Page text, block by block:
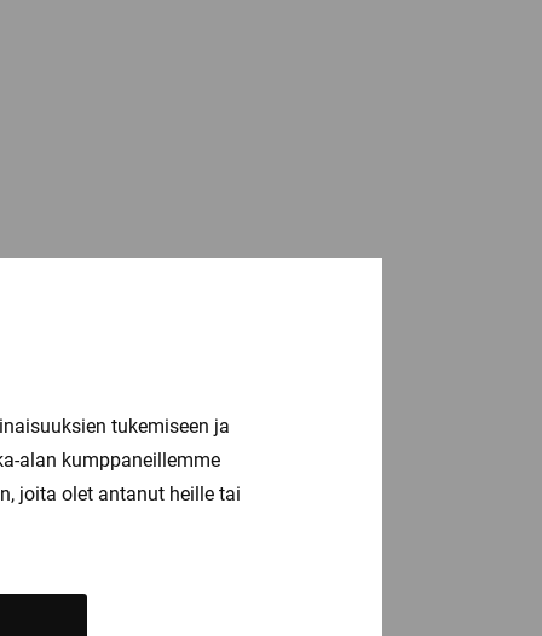
tukemiseen ja
alan kumppaneillemme
joita olet antanut heille tai